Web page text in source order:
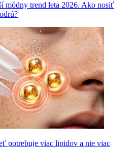
módny trend leta 2026. Ako nosiť
potrebuje viac lipidov a nie viac